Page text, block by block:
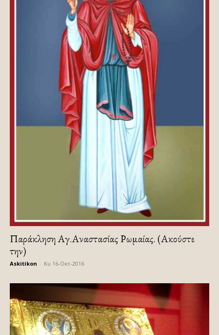
Παράκληση Αγ.Αναστασίας Ρωμαίας. (Ακούστε
την)
Askitikon Κυ 16-Οκτ-2016